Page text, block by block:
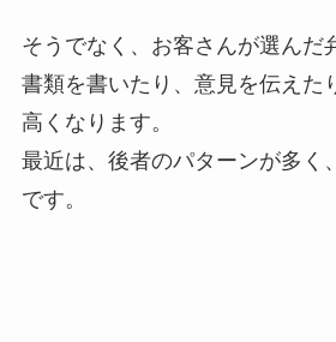
そうでなく、お客さんが選んだ
書類を書いたり、意見を伝えた
高くなります。
最近は、後者のパターンが多く
です。